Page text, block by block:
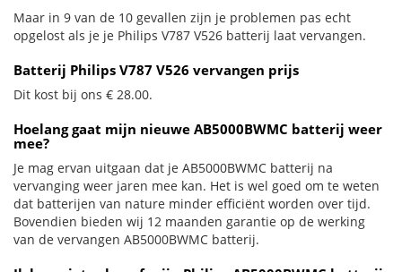
Maar in 9 van de 10 gevallen zijn je problemen pas echt
opgelost als je je Philips V787 V526 batterij laat vervangen.
Batterij Philips V787 V526 vervangen prijs
Dit kost bij ons € 28.00.
Hoelang gaat mijn nieuwe AB5000BWMC batterij weer
mee?
Je mag ervan uitgaan dat je AB5000BWMC batterij na
vervanging weer jaren mee kan. Het is wel goed om te weten
dat batterijen van nature minder efficiënt worden over tijd.
Bovendien bieden wij 12 maanden garantie op de werking
van de vervangen AB5000BWMC batterij.